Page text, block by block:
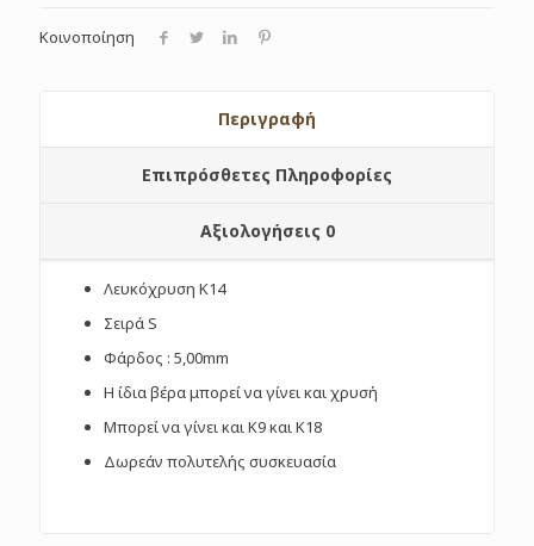
Κοινοποίηση
Περιγραφή
Επιπρόσθετες Πληροφορίες
Αξιολογήσεις 0
Λευκόχρυση Κ14
Σειρά S
Φάρδος : 5,00mm
Η ίδια βέρα μπορεί να γίνει και χρυσή
Μπορεί να γίνει και Κ9 και Κ18
Δωρεάν πολυτελής συσκευασία